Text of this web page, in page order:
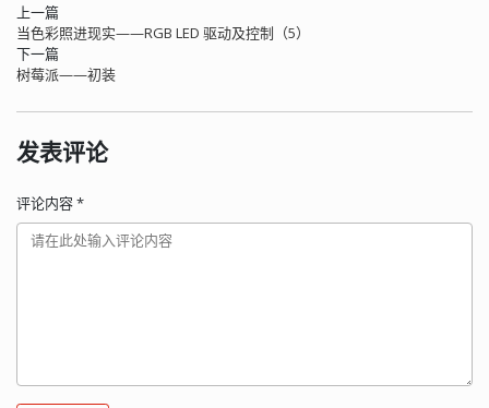
上一篇
当色彩照进现实——RGB LED 驱动及控制（5）
下一篇
树莓派——初装
发表评论
评论内容*